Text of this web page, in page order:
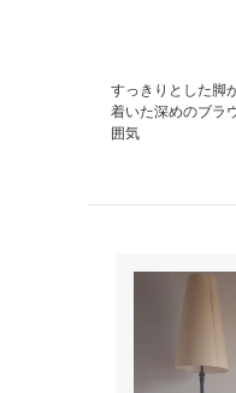
すっきりとした脚
着いた深めのブラ
囲気